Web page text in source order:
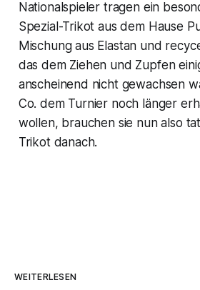
Nationalspieler tragen ein
Spezial-Trikot aus dem Hause
Mischung aus Elastan und
das dem Ziehen und Zupfen
anscheinend nicht gewachsen
Co. dem Turnier noch länger
wollen, brauchen sie nun also
Trikot danach.
WEITERLESEN